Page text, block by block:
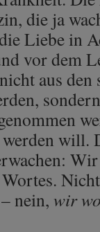
die ja
Liebe in
vor dem
aus
will.
nein, wir